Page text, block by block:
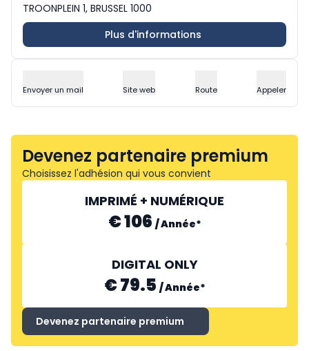
TROONPLEIN 1, BRUSSEL 1000
Plus d'informations
Envoyer un mail Site web Route Appeler
Devenez partenaire premium
Choisissez l'adhésion qui vous convient
IMPRIMÉ + NUMÉRIQUE
€ 106 /Année*
DIGITAL ONLY
€ 79.5 /Année*
Devenez partenaire premium